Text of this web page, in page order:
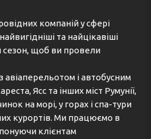
компаній у сфері
та найцікавіші
сезон, щоб ви провели
авіаперельотом і автобусним
Ясс та інших міст Румунії,
на морі, у горах і спа-тури
курортів. Ми працюємо в
клієнтам